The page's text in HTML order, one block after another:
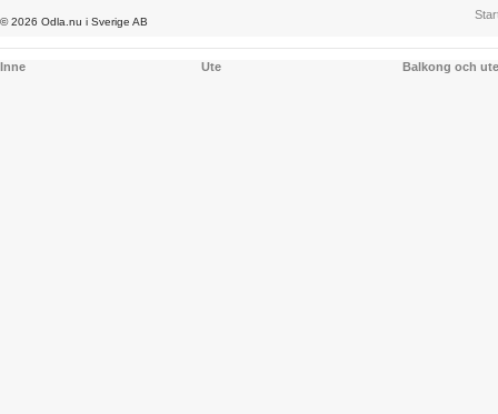
© 2026 Odla.nu i Sverige AB
Inne Ute Balkong och